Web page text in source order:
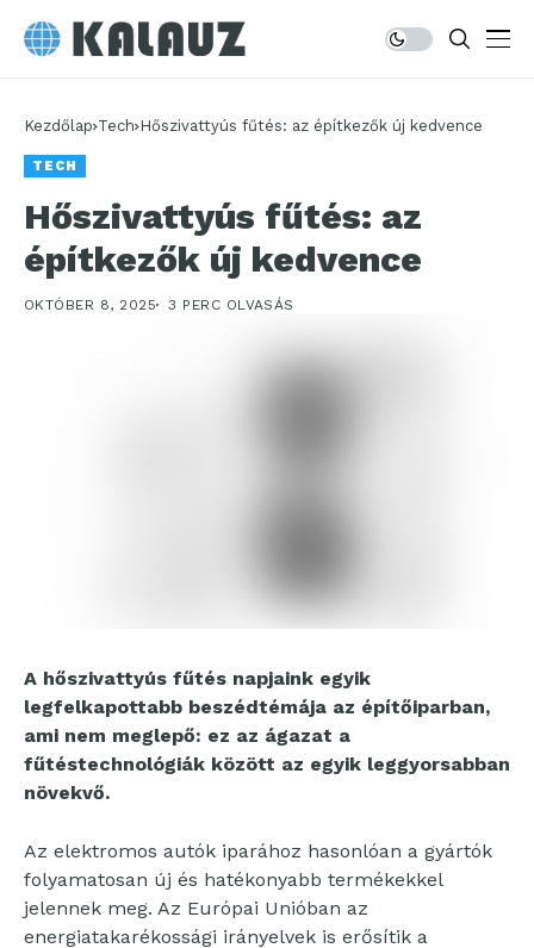
Kezdőlap Tech Hőszivattyús fűtés: az építkezők új kedvence
TECH
Hőszivattyús fűtés: az
építkezők új kedvence
OKTÓBER 8, 2025 3 PERC OLVASÁS
A hőszivattyús fűtés napjaink egyik
legfelkapottabb beszédtémája az építőiparban,
ami nem meglepő: ez az ágazat a
fűtéstechnológiák között az egyik leggyorsabban
növekvő.
Az elektromos autók iparához hasonlóan a gyártók
folyamatosan új és hatékonyabb termékekkel
jelennek meg. Az Európai Unióban az
energiatakarékossági irányelvek is erősítik a